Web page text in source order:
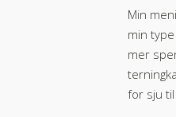
Min
min
mer
for sju